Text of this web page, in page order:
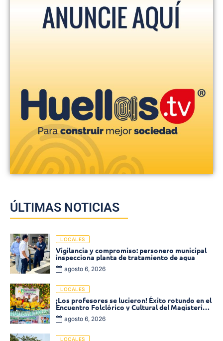
ÚLTIMAS NOTICIAS
LOCALES
Vigilancia y compromiso: personero municipal
inspecciona planta de tratamiento de agua
agosto 6, 2026
LOCALES
¡Los profesores se lucieron! Éxito rotundo en el
Encuentro Folclórico y Cultural del Magisterio
2026 en Ciénaga
agosto 6, 2026
LOCALES